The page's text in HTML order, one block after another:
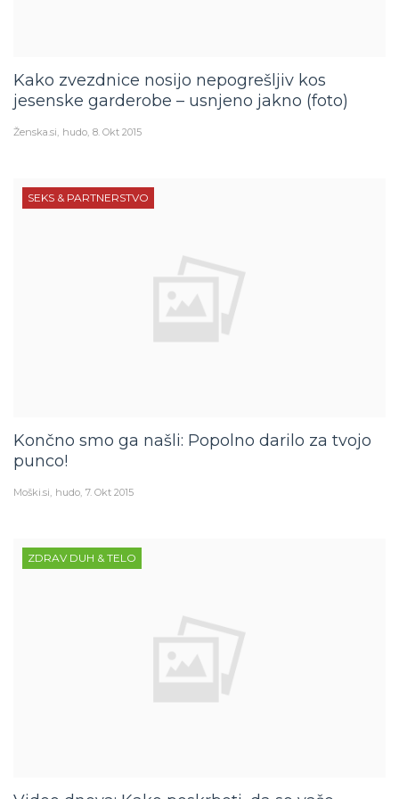
Kako zvezdnice nosijo nepogrešljiv kos
jesenske garderobe – usnjeno jakno (foto)
Ženska.si hudo 8. Okt 2015
SEKS & PARTNERSTVO
Končno smo ga našli: Popolno darilo za tvojo
punco!
Moški.si hudo 7. Okt 2015
ZDRAV DUH & TELO